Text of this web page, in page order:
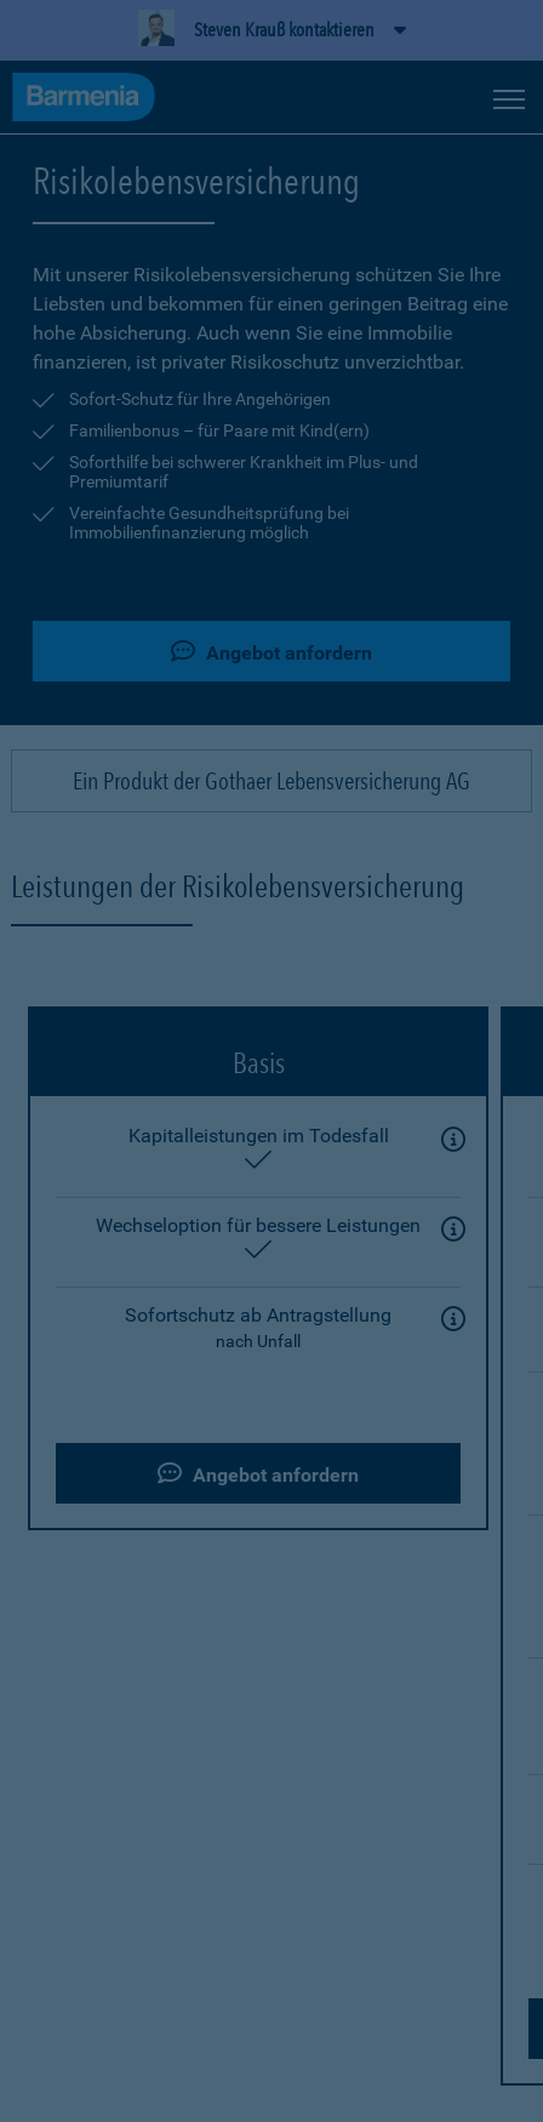
Steven Krauß kontaktieren
Risikolebensversicherung
Mit unserer Risikolebensversicherung schützen Sie Ihre
Liebsten und bekommen für einen geringen Beitrag eine
hohe Ab­sicherung. Auch wenn Sie eine Immobilie
finanzieren, ist privater Risikoschutz unverzichtbar.
Sofort-Schutz für Ihre Angehörigen
Familienbonus – für Paare mit Kind(ern)
Soforthilfe bei schwerer Krankheit im Plus- und
Premiumtarif
Vereinfachte Gesundheitsprüfung bei
Immobilienfinanzierung möglich
Angebot anfordern
Ein Produkt der Gothaer Lebensversicherung AG
Leistungen der Risikolebensversicherung
Basis
Kapitalleistungen im Todesfall
Wechseloption für bessere Leistungen
Sofortschutz ab Antragstellung
nach Unfall
Angebot anfordern